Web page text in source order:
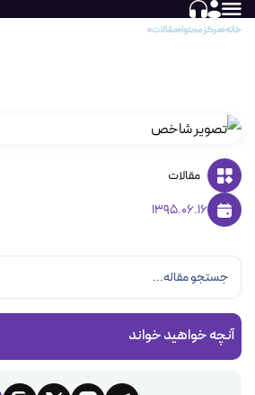
خانه مرکز محتوا مقالات
مقالات
1395.06.16
آنچه خواهید خواند